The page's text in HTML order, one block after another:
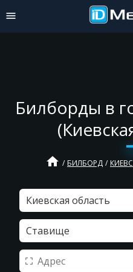
Билборды в
home БИЛБОРД
Киевская область
Ставище